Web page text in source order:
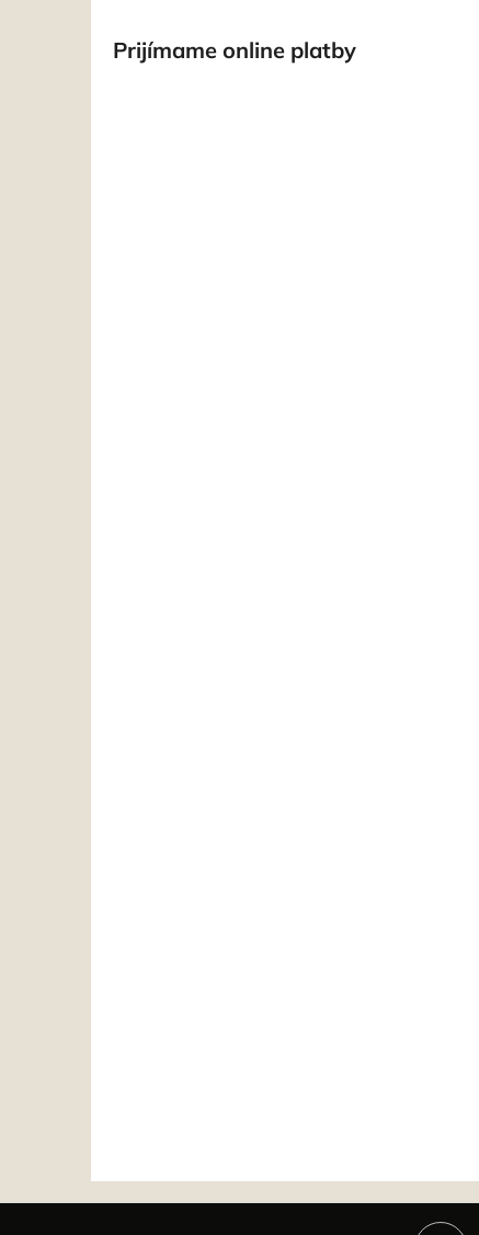
Prijímame online platby